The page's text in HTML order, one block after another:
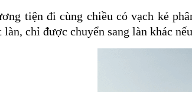
tiện đi cùng chiều có vạch kẻ
chỉ được chuyển sang làn khác